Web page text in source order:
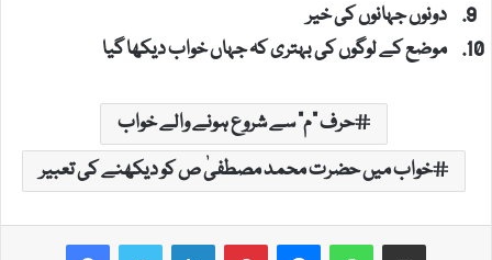
دونوں جہانوں کی خیر
موضع کے لوگوں کی بہتری کہ جہاں خواب دیکھا گیا
حرف "م" سے شروع ہونے والے خواب
خواب میں حضرت محمد مصطفیٰ ص کو دیکھنے کی تعبیر
LinkedInPinterestMessengerWhatsAppShare via Email